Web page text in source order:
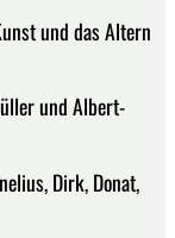
und das Altern
und Albert-
Dirk, Donat,